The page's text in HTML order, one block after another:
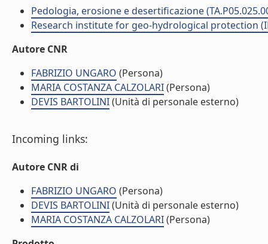
Pedologia, erosione e desertificazione
Research institute for geo-hydrological protection
Autore CNR
FABRIZIO UNGARO (Persona)
MARIA COSTANZA CALZOLARI(Persona)
DEVIS BARTOLINI(Unità di personale esterno)
Incoming links:
Autore CNR di
FABRIZIO UNGARO (Persona)
DEVIS BARTOLINI(Unità di personale esterno)
MARIA COSTANZA CALZOLARI(Persona)